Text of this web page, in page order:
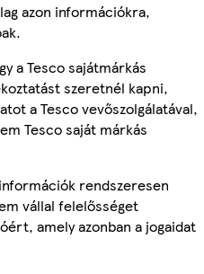
azon információkra,
a Tesco sajátmárkás
szeretnél kapni,
a Tesco vevőszolgálatával,
Tesco saját márkás
rendszeresen
vállal felelősséget
amely azonban a jogaidat